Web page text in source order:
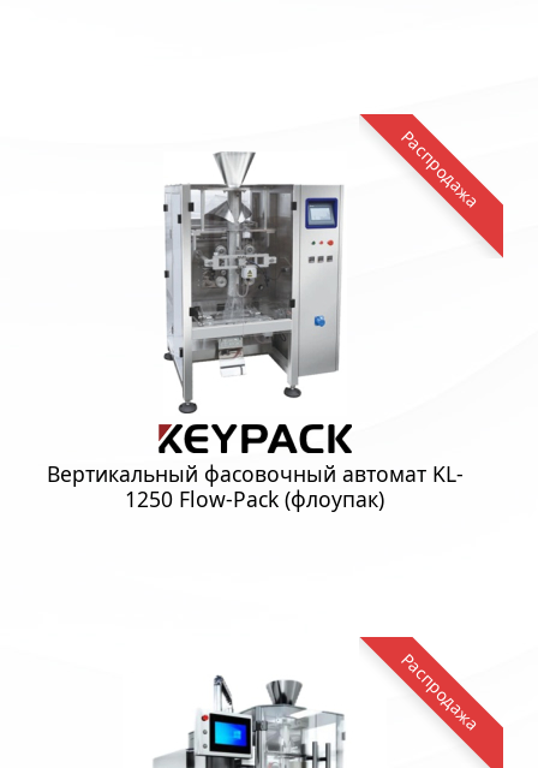
Распродажа
Вертикальный фасовочный автомат KL-
1250 Flow-Pack (флоупак)
Распродажа